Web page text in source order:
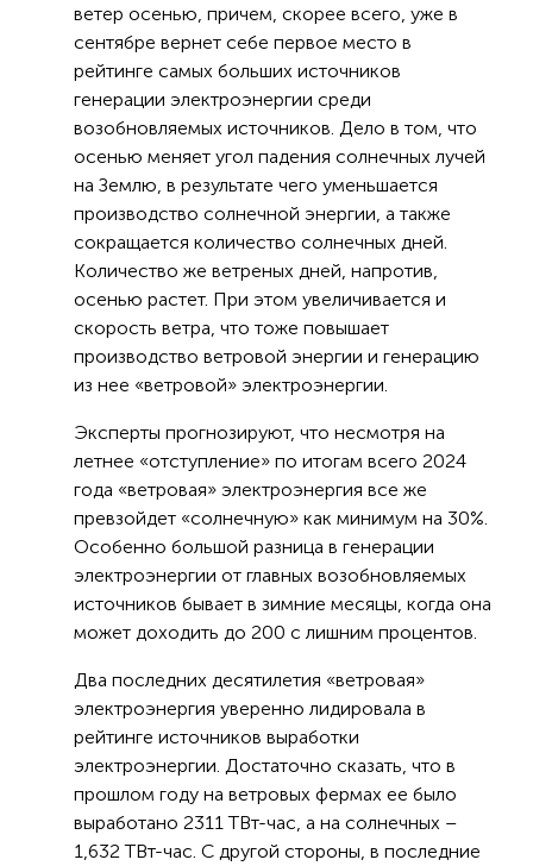
ветер осенью, причем, скорее всего, уже в
сентябре вернет себе первое место в
рейтинге самых больших источников
генерации электроэнергии среди
возобновляемых источников. Дело в том, что
осенью меняет угол падения солнечных лучей
на Землю, в результате чего уменьшается
производство солнечной энергии, а также
сокращается количество солнечных дней.
Количество же ветреных дней, напротив,
осенью растет. При этом увеличивается и
скорость ветра, что тоже повышает
производство ветровой энергии и генерацию
из нее «ветровой» электроэнергии.
Эксперты прогнозируют, что несмотря на
летнее «отступление» по итогам всего 2024
года «ветровая» электроэнергия все же
превзойдет «солнечную» как минимум на 30%.
Особенно большой разница в генерации
электроэнергии от главных возобновляемых
источников бывает в зимние месяцы, когда она
может доходить до 200 с лишним процентов.
Два последних десятилетия «ветровая»
электроэнергия уверенно лидировала в
рейтинге источников выработки
электроэнергии. Достаточно сказать, что в
прошлом году на ветровых фермах ее было
выработано 2311 ТВт-час, а на солнечных –
1,632 ТВт-час. С другой стороны, в последние